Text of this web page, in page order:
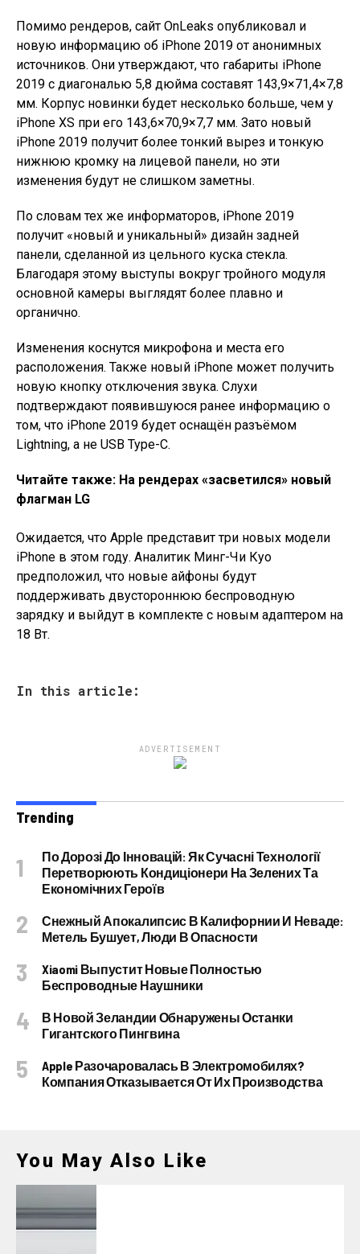
Помимо рендеров, сайт OnLeaks опубликовал и
новую информацию об iPhone 2019 от анонимных
источников. Они утверждают, что габариты iPhone
2019 с диагональю 5,8 дюйма составят 143,9×71,4×7,8
мм. Корпус новинки будет несколько больше, чем у
iPhone XS при его 143,6×70,9×7,7 мм. Зато новый
iPhone 2019 получит более тонкий вырез и тонкую
нижнюю кромку на лицевой панели, но эти
изменения будут не слишком заметны.
По словам тех же информаторов, iPhone 2019
получит «новый и уникальный» дизайн задней
панели, сделанной из цельного куска стекла.
Благодаря этому выступы вокруг тройного модуля
основной камеры выглядят более плавно и
органично.
Изменения коснутся микрофона и места его
расположения. Также новый iPhone может получить
новую кнопку отключения звука. Слухи
подтверждают появившуюся ранее информацию о
том, что iPhone 2019 будет оснащён разъёмом
Lightning, а не USB Type-C.
Читайте также: На рендерах «засветился» новый
флагман LG
Ожидается, что Apple представит три новых модели
iPhone в этом году. Аналитик Минг-Чи Куо
предположил, что новые айфоны будут
поддерживать двустороннюю беспроводную
зарядку и выйдут в комплекте с новым адаптером на
18 Вт.
In this article:
ADVERTISEMENT
Trending
По Дорозі До Інновацій: Як Сучасні Технології
Перетворюють Кондиціонери На Зелених Та
Економічних Героїв
Снежный Апокалипсис В Калифорнии И Неваде:
Метель Бушует, Люди В Опасности
Xiaomi Выпустит Новые Полностью
Беспроводные Наушники
В Новой Зеландии Обнаружены Останки
Гигантского Пингвина
Apple Разочаровалась В Электромобилях?
Компания Отказывается От Их Производства
You May Also Like